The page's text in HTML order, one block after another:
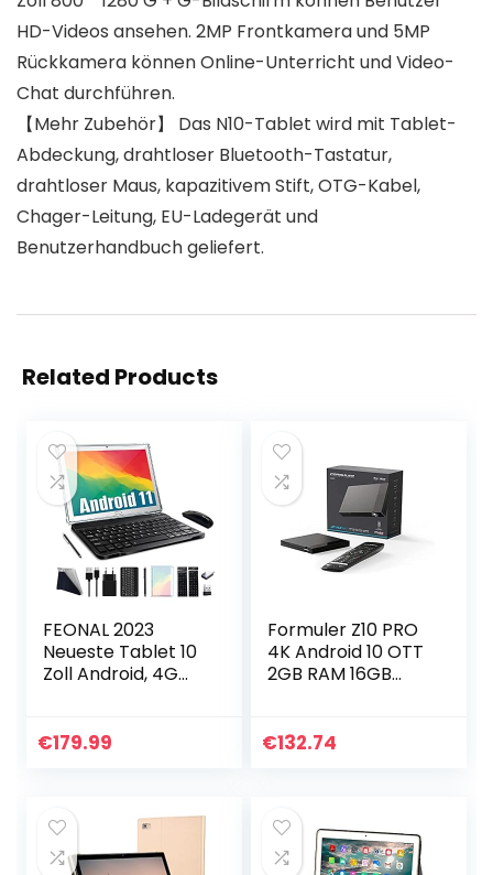
HD-Videos ansehen. 2MP Frontkamera und 5MP
Rückkamera können Online-Unterricht und Video-
Chat durchführen.
【Mehr Zubehör】 Das N10-Tablet wird mit Tablet-
Abdeckung, drahtloser Bluetooth-Tastatur,
drahtloser Maus, kapazitivem Stift, OTG-Kabel,
Chager-Leitung, EU-Ladegerät und
Benutzerhandbuch geliefert.
Related Products
FEONAL 2023
Neueste Tablet 10
Zoll Android, 4G
RAM 64GB ROM
€179.99
Formuler Z10 PRO
4K Android 10 OTT
2GB RAM 16GB
9, schwarz
€132.74